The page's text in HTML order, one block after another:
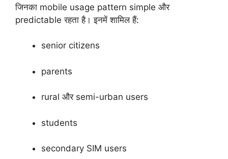
जिनका mobile usage pattern simple और
predictable रहता है। इनमें शामिल हैं:
senior citizens
parents
rural और semi-urban users
students
secondary SIM users